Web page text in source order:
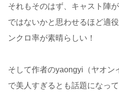
それもそのはず、キャスト陣
ではないかと思わせるほど適
ンクロ率が素晴らしい！
そして作者のyaongyi（ヤオン
で美人すぎるとも話題になって